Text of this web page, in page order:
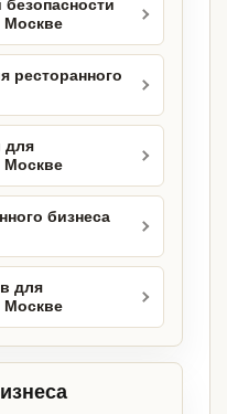
Москве
ресторанного
для
Москве
бизнеса
для
Москве